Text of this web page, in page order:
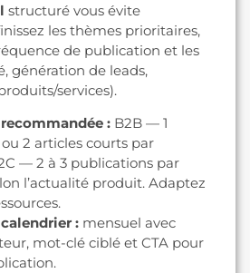
structuré vous évite
les thèmes prioritaires,
de publication et les
génération de leads,
services).
: B2B — 1
2 articles courts par
— 2 à 3 publications par
l’actualité produit. Adaptez
: mensuel avec
mot-clé ciblé et CTA pour